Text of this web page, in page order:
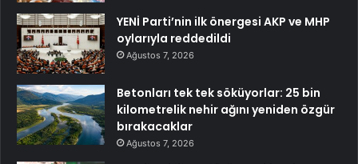
YENİ Parti’nin ilk önergesi AKP ve MHP
oylarıyla reddedildi
Ağustos 7, 2026
Betonları tek tek söküyorlar: 25 bin
kilometrelik nehir ağını yeniden özgür
bırakacaklar
Ağustos 7, 2026